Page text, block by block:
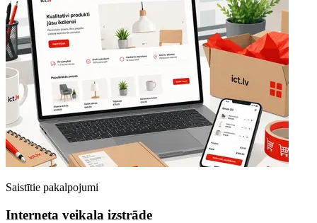
Saistītie pakalpojumi
Interneta veikala izstrāde